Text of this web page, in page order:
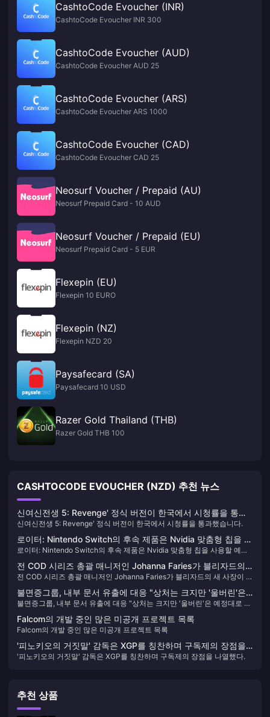
CashtoCode Evoucher (INR)
CashtoCode Evoucher INR 300
CashtoCode Evoucher (AUD)
CashtoCode Evoucher AUD 25
CashtoCode Evoucher (ARS)
CashtoCode Evoucher ARS 1000
CashtoCode Evoucher (CAD)
CashtoCode Evoucher CAD 25
Neosurf Voucher / Prepaid (AU)
Neosurf Prepaid Card - 10 AUD
Neosurf Voucher / Prepaid (EU)
Neosurf Prepaid Card - 5 EUR
Flexepin (EU)
Flexepin 10 EURO
Flexepin (NZ)
Flexepin NZD 20
Paysafecard (SA)
Paysafecard 10 USD
Razer Gold Thailand (THB)
Razer Gold THB 100
CASHTOCODE EVOUCHER (NZD) 추천 뉴스
신여신전생 5: Revenge' 정식 버전이 한국에서 시청률을 통과
했습니다.
신여신전생 5: Revenge' 정식 버전이 한국에서 시청률을 통과했습니다.
로이터: Nintendo Switch의 후속 제품은 Nvidia 맞춤형 칩을 사
용할 예정입니다.
로이터: Nintendo Switch의 후속 제품은 Nvidia 맞춤형 칩을 사용할 예정
전 COD 시리즈 총괄 매니저인 Johanna Faries가 블리자드의
새 사장이 되었습니다.
전 COD 시리즈 총괄 매니저인 Johanna Faries가 블리자드의 새 사장이 되
불면증그룹, 내부 문서 유출에 대응 "상처는 크지만 '울버린'은
예정대로 진행될 것"
불면증그룹, 내부 문서 유출에 대응 "상처는 크지만 '울버린'은 예정대로 진
Falcom의 개발 중인 많은 미공개 프로젝트 목록
Falcom의 개발 중인 많은 미공개 프로젝트 목록
'피노키오의 거짓말' 감독은 XGP를 칭찬하며 구독제의 장점을
나열했다.
'피노키오의 거짓말' 감독은 XGP를 칭찬하며 구독제의 장점을 나열했다.
추천 상품